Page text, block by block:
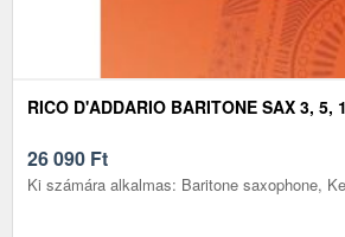
RICO D'ADDARIO BARITONE SAX 3, 5,
26 090 Ft
Ki számára alkalmas: Baritone saxophone,